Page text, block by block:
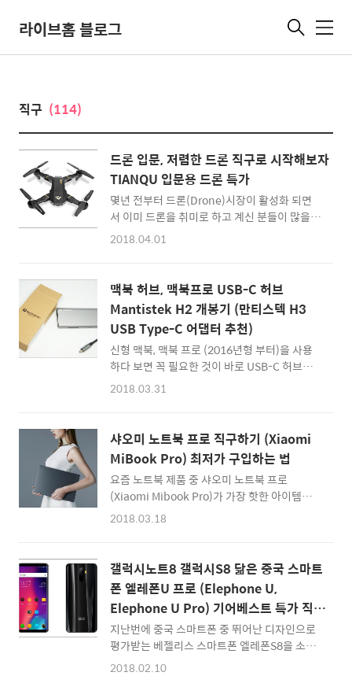
라이브홈 블로그 메
직구 (114)
드론 입문, 저렴한 드론 직구로 시작해보자
TIANQU 입문용 드론 특가
몇년 전부터 드론(Drone)시장이 활성화 되면
서 이미 드론을 취미로 하고 계신 분들이 많을
것 같습니다. 예전에는 RC(Remote Control)
건 드론(Drone) 이죠 ^^ 드론을 처음 시작하는
분들이라면 DJI처럼 잘 알려진 고가의 제품보
다는, 연습용 드론으로 시작하는 것이 좋을 거라
는 생각이 듭니다. 저 역시 연습용 드론(Drone)
을 살펴보다가, 이번에 기어베스트(gearbest)
에서 특가로 진행되고 있는 TIANQU XS809W
드론을 알아보게 되었습니다. 접이식 드론
Tianqu XS809W by 기어베스트 :: 접이식 드
바로가기 :: Tianq..
2018.04.01
맥북 허브, 맥북프로 USB-C 허브
Mantistek H2 개봉기 (만티스텍 H3
USB Type-C 어댑터 추천)
신형 맥북, 맥북 프로 (2016년형 부터)을 사용
하다 보면 꼭 필요한 것이 바로 USB-C 허브입
니다. 맥북프로 터치바 모델도 USB-C 포트만 4
LAN 등이 없기 때문인데요. 이번에 직구 전문
사이트인 뱅굿(Banggood)을 통해 구입할 수
있는 만티스텍 H2 USB-C 허브 (젠더) 제품을
사용해보게 되었습니다. 약 5만원대에 구입할
수 있는 제품으로 맥북, 또는 USB-C 포트만 있
는 제품을 사용하는 분들께 좋은 아이템인 듯 합
배송은 일주일 정도 걸리고, 패키지 안전 포장은
꽤 꼼꼼하게 잘..
2018.03.31
샤오미 노트북 프로 직구하기 (Xiaomi
MiBook Pro) 최저가 구입하는 법
요즘 노트북 제품 중 샤오미 노트북 프로
(Xiaomi Mibook Pro)가 가장 핫한 아이템입
니다. 그 이유는 잘 아시다시피 15.6인치 노트
구하고, 약 135만원대에 직구가 가능하기 때문
인데요. 이 포스팅에서는 샤오미 노트북 프로가
왜 핫한 가성비 노트북인지 간단하게 알아보고,
최저가로 구입할 수 있는 방법에 대해 간단히 정
리해보겠습니다. ▲ 매력적인 샤오미 노트북 프
로 (15.6인치) :: 샤오미 노트북 프로 직구하러
바로가기 :: 일단 외관 디자인은 맥북프로와 유
사하다고 보면 됩니다. 터치스크린은 아니지만,
2018.03.18
갤럭시노트8 갤럭시S8 닮은 중국 스마트
폰 엘레폰U 프로 (Elephone U,
Elephone U Pro) 기어베스트 특가 직구
정보
지난번에 중국 스마트폰 중 뛰어난 디자인으로
평가받는 베젤리스 스마트폰 엘레폰S8을 소개
해드렸었는데요. 이번에는 기어베스트
2018.02.10